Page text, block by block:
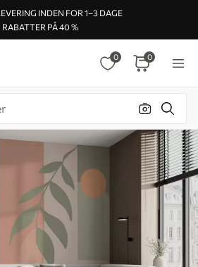
INDEN FOR 1–3 DAGE
RABATTER PÅ 40 %
0 0